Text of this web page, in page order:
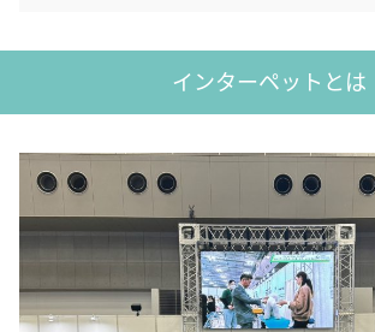
インターペットとは